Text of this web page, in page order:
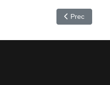
Articolo
Prec